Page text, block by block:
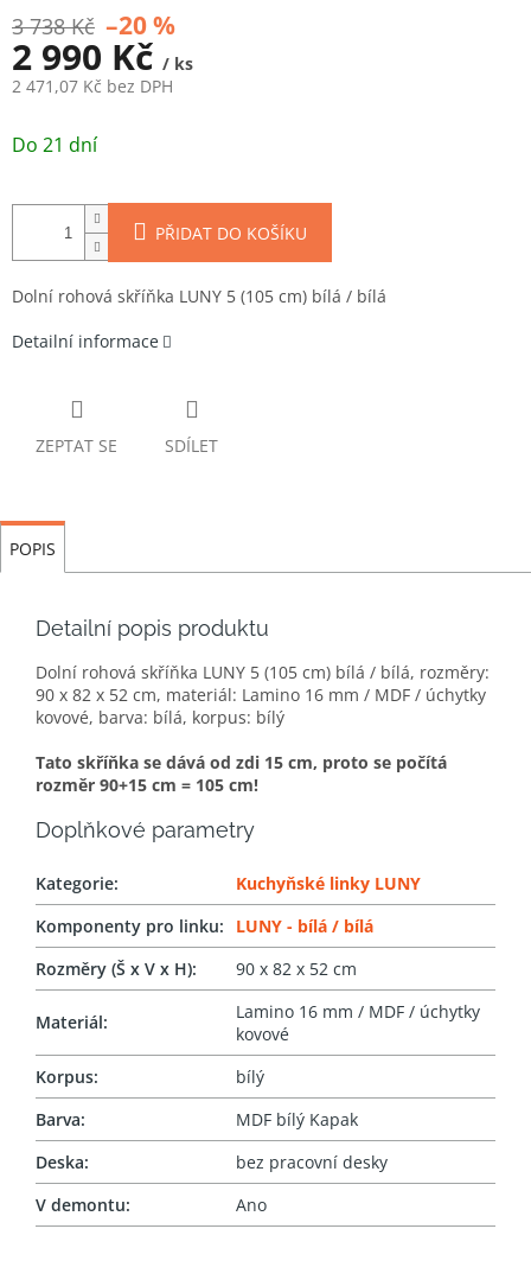
3 738 Kč –20 %
2 990 Kč / ks
2 471,07 Kč bez DPH
cena:
Do 21 dní
PŘIDAT DO KOŠÍKU
Dolní rohová skříňka LUNY 5 (105 cm) bílá / bílá
Detailní informace
ZEPTAT SE SDÍLET
POPIS
Detailní popis produktu
Dolní rohová skříňka LUNY 5 (105 cm) bílá / bílá, rozměry:
90 x 82 x 52 cm, materiál: Lamino 16 mm / MDF / úchytky
kovové, barva: bílá, korpus: bílý
Tato skříňka se dává od zdi 15 cm, proto se počítá
rozměr 90+15 cm = 105 cm!
Doplňkové parametry
Kategorie:
Kuchyňské linky LUNY
Komponenty pro linku:
LUNY - bílá / bílá
Rozměry (Š x V x H): 90 x 82 x 52 cm
Materiál:
Lamino 16 mm / MDF / úchytky
kovové
Korpus:
bílý
Barva:
MDF bílý Kapak
Deska:
bez pracovní desky
V demontu: Ano